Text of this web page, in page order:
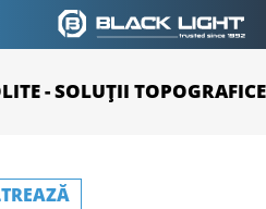
- SOLUȚII TOPOGRAFICE